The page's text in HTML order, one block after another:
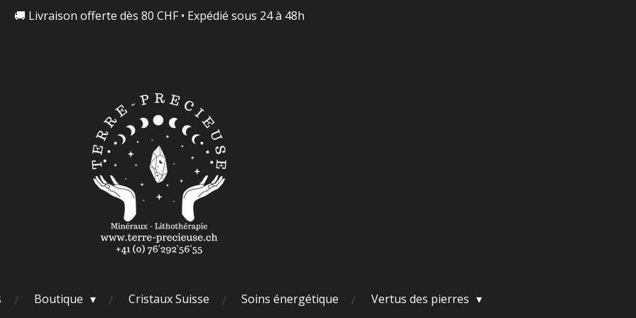
🚚 Livraison offerte dès 80 CHF • Expédié sous 24 à 48h
Boutique Cristaux Suisse Soins énergétique
Vertus des pierres